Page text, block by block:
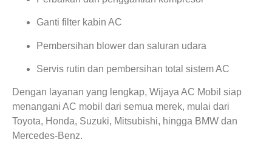
Ganti filter kabin AC
Pembersihan blower dan saluran udara
Servis rutin dan pembersihan total sistem AC
Dengan layanan yang lengkap, Wijaya AC Mobil siap
menangani AC mobil dari semua merek, mulai dari
Toyota, Honda, Suzuki, Mitsubishi, hingga BMW dan
Mercedes-Benz.